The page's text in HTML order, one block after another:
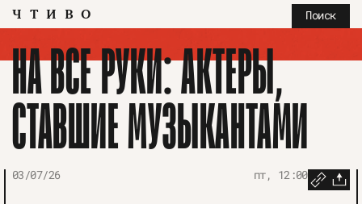
ЧТИВО Поиск
НА ВСЕ РУКИ: АКТЕРЫ,
СТАВШИЕ МУЗЫКАНТАМИ
03/07/26 пт, 12:00